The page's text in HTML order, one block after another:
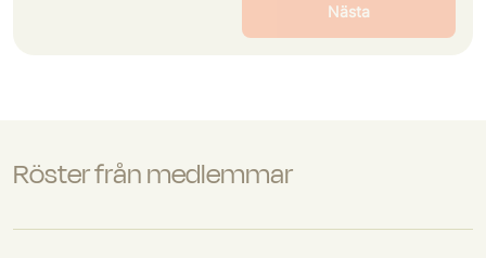
Nästa
Röster från medlemmar